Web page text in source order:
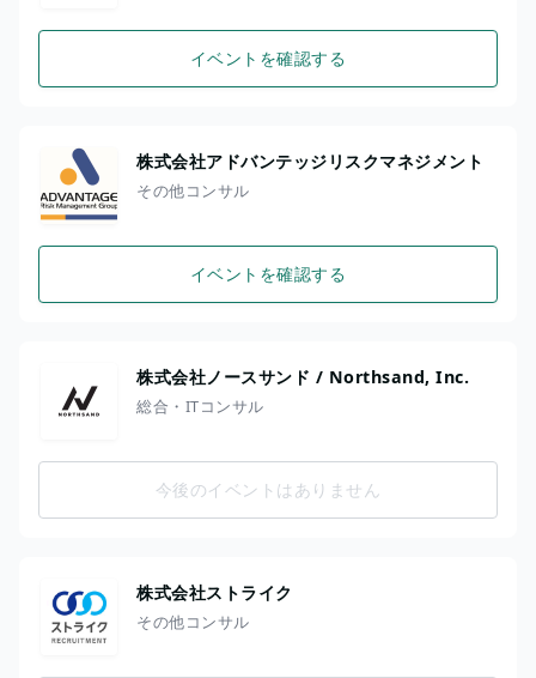
イベントを確認する
株式会社アドバンテッジリスクマネジメント
その他コンサル
イベントを確認する
株式会社ノースサンド / Northsand, Inc.
総合・ITコンサル
今後のイベントはありません
株式会社ストライク
その他コンサル